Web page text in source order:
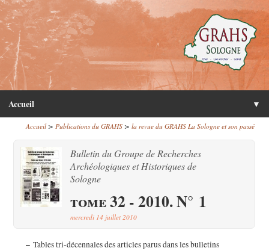
Accueil ▼
Accueil> Publications du GRAHS> la revue du GRAHS La Sologne et son passé
Bulletin du Groupe de Recherches
Archéologiques et Historiques de
Sologne
tome 32 - 2010. N° 1
mercredi 14 juillet 2010
–Tables tri-décennales des articles parus dans les bulletins